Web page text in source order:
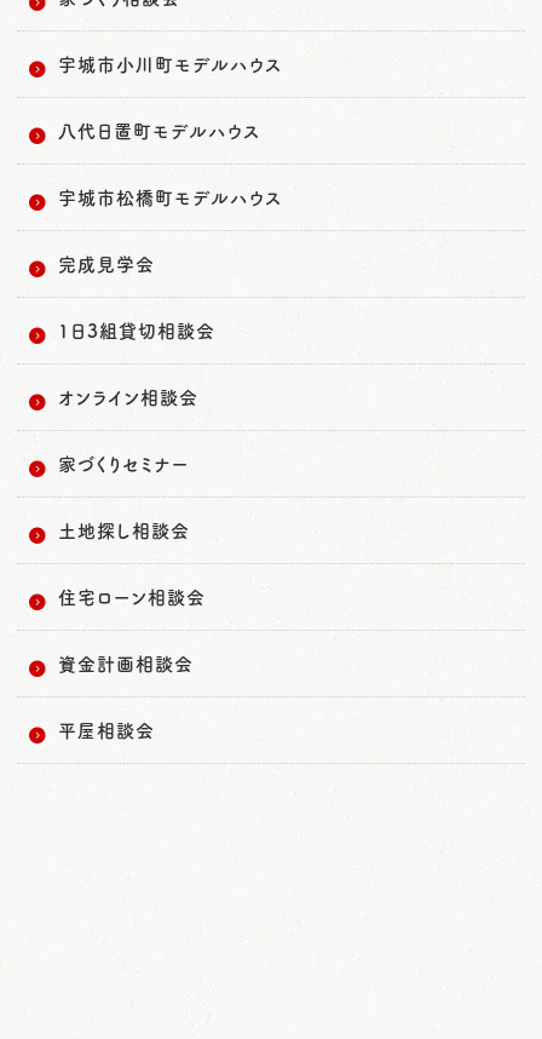
宇城市小川町モデルハウス
八代日置町モデルハウス
宇城市松橋町モデルハウス
完成見学会
1日3組貸切相談会
オンライン相談会
家づくりセミナー
土地探し相談会
住宅ローン相談会
資金計画相談会
平屋相談会